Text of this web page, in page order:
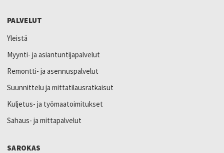
PALVELUT
Yleistä
Myynti- ja asiantuntijapalvelut
Remontti- ja asennuspalvelut
Suunnittelu ja mittatilausratkaisut
Kuljetus- ja työmaatoimitukset
Sahaus- ja mittapalvelut
SAROKAS